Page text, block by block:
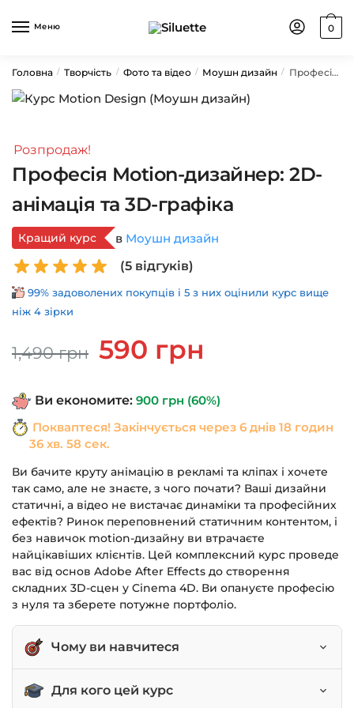
Меню 0
Головна / Творчість / Фото та відео / Моушн дизайн / Професія Motion-дизайнер: 2D-анімація та 3D-графіка
Розпродаж!
Професія Motion-дизайнер: 2D-
анімація та 3D-графіка
Кращий курс в Моушн дизайн
(5відгуків)
99% задоволених покупців і 5 з них оцінили курс вище
ніж 4 зірки
1,490грн
Оригінальна
ціна:
590 грн
Ви економите: 900 грн (60%)
Покваптеся! Закінчується через 6 днів 18 годин
36 хв. 58 сек.
Ви бачите круту анімацію в рекламі та кліпах і хочете
так само, але не знаєте, з чого почати? Ваші дизайни
статичні, а відео не вистачає динаміки та професійних
ефектів? Ринок переповнений статичним контентом, і
без навичок motion-дизайну ви втрачаєте
найцікавіших клієнтів. Цей комплексний курс проведе
вас від основ Adobe After Effects до створення
складних 3D-сцен у Cinema 4D. Ви опануєте професію
з нуля та зберете потужне портфоліо.
Чому ви навчитеся
Створювати професійну 2D та 3D анімацію.
Для кого цей курс